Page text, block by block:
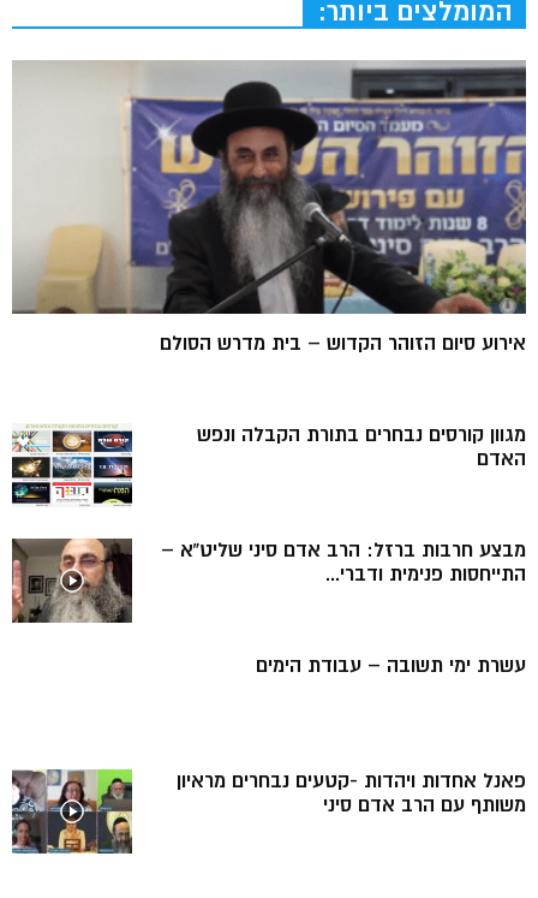
המומלצים ביותר:
אירוע סיום הזוהר הקדוש – בית מדרש הסולם
מגוון קורסים נבחרים בתורת הקבלה ונפש
האדם
מבצע חרבות ברזל: הרב אדם סיני שליט”א –
התייחסות פנימית ודברי...
עשרת ימי תשובה – עבודת הימים
פאנל אחדות ויהדות -קטעים נבחרים מראיון
משותף עם הרב אדם סיני